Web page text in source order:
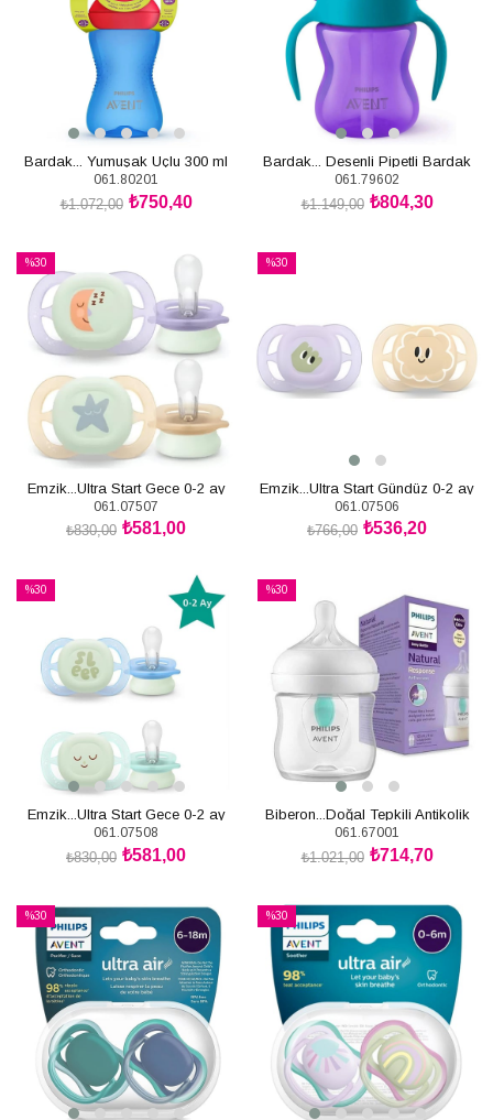
Bardak... Yumuşak Uçlu 300 ml
Mavi
061.80201
₺750,40
₺1.072,00
Bardak... Desenli Pipetli Bardak
200 ml Kız
061.79602
₺804,30
₺1.149,00
%30
İndirim
%30İndirim
Emzik...Ultra Start Gece 0-2 ay
061.07507
₺581,00
₺830,00
%30
Emzik...Ultra Start Gündüz 0-2 ay
061.07506
₺536,20
₺766,00
%30
Emzik...Ultra Start Gece 0-2 ay
061.07508
₺581,00
₺830,00
%30
%30İndirim
Biberon...Doğal Tepkili Antikolik
Tekli 125ml
061.67001
₺714,70
₺1.021,00
%30
İndirim
%30İndirim
%30
İndirim
%30İndirim